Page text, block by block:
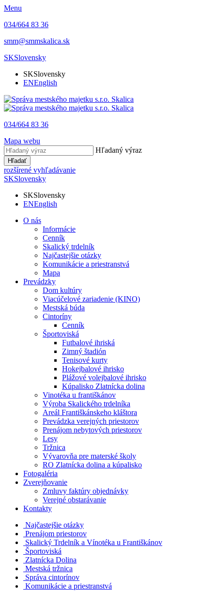
Menu
034/664 83 36
smm@smmskalica.sk
SKSlovensky
SKSlovensky
ENEnglish
034/664 83 36
Mapa webu
Hľadaný výraz
Hľadať
rozšírené vyhľadávanie
SKSlovensky
SKSlovensky
ENEnglish
O nás
Informácie
Cenník
Skalický trdelník
Najčastejšie otázky
Komunikácie a priestranstvá
Mapa
Prevádzky
Dom kultúry
Viacúčelové zariadenie (KINO)
Mestská búda
Cintoríny
Cenník
Športoviská
Futbalové ihriská
Zimný štadión
Tenisové kurty
Hokejbalové ihrisko
Plážové volejbalové ihrisko
Kúpalisko Zlatnícka dolina
Vinotéka u františkánov
Výroba Skalického trdelníka
Areál Františkánskeho kláštora
Prevádzka verejných priestorov
Prenájom nebytových priestorov
Lesy
Tržnica
Vývarovňa pre materské školy
RO Zlatnícka dolina a kúpalisko
Fotogaléria
Zverejňovanie
Zmluvy faktúry objednávky
Verejné obstarávanie
Kontakty
Najčastejšie otázky
Prenájom priestorov
Skalický Trdelník a Vínotéka u Františkánov
Športoviská
Zlatnícka Dolina
Mestská tržnica
Správa cintorínov
Komunikácie a​ priestranstvá